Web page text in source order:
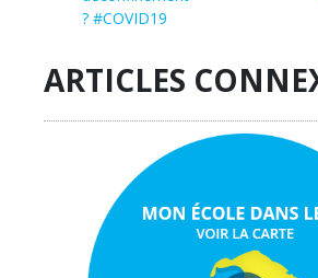
? #COVID19
ARTICLES